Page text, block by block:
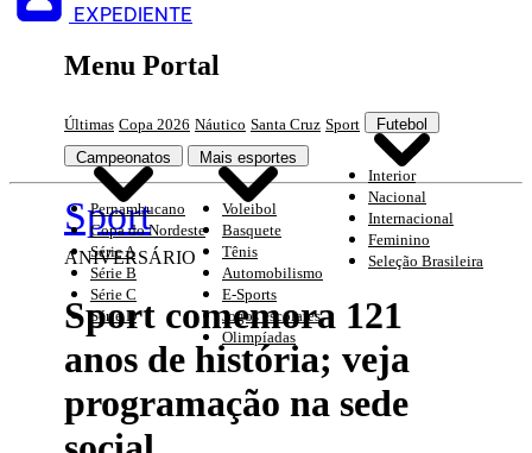
EXPEDIENTE
Menu Portal
Últimas Copa 2026 Náutico Santa Cruz Sport Futebol
Interior
Nacional
Internacional
Feminino
Seleção Brasileira
Campeonatos
Pernambucano
Copa do Nordeste
Série A
Série B
Série C
Série D
Mais esportes
Voleibol
Basquete
Tênis
Automobilismo
E-Sports
Jogos escolares
Olimpíadas
Sport
ANIVERSÁRIO
Sport comemora 121
anos de história; veja
programação na sede